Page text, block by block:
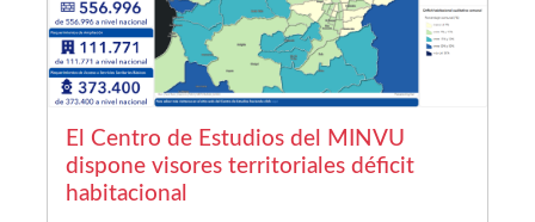
El Centro de Estudios del MINVU
dispone visores territoriales déficit
habitacional